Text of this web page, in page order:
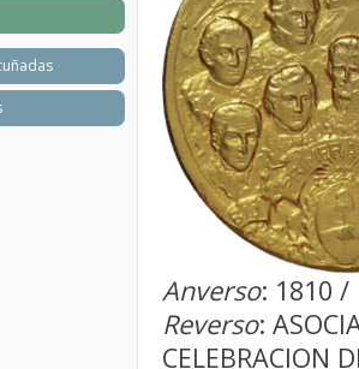
Anverso: 1810 /
Reverso:
CELEBRACION